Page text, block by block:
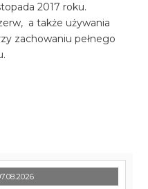
2017 roku.
a także używania
zachowaniu pełnego